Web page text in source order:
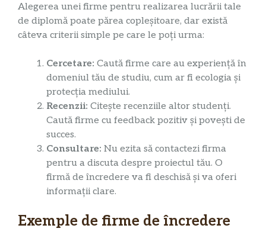
Alegerea unei firme pentru realizarea lucrării tale
de diplomă poate părea copleșitoare, dar există
câteva criterii simple pe care le poți urma:
Cercetare: Caută firme care au experiență în
domeniul tău de studiu, cum ar fi ecologia și
protecția mediului.
Recenzii: Citește recenziile altor studenți.
Caută firme cu feedback pozitiv și povești de
succes.
Consultare: Nu ezita să contactezi firma
pentru a discuta despre proiectul tău. O
firmă de încredere va fi deschisă și va oferi
informații clare.
Exemple de firme de încredere